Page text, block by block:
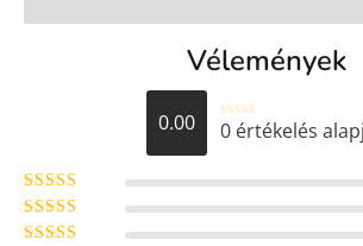
Vélemények
0.00
É
é
e
l
0 értékelés
Értékelés:
Értékelés: